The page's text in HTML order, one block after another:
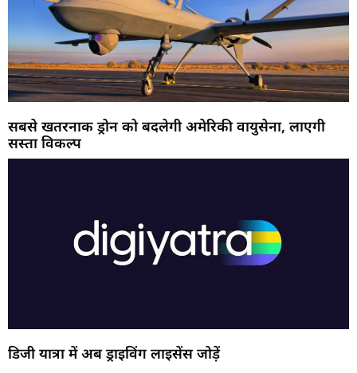
सबसे खतरनाक ड्रोन को बदलेगी अमेरिकी वायुसेना, लाएगी
सस्ता विकल्प
डिजी यात्रा में अब ड्राइविंग लाइसेंस जोड़ें